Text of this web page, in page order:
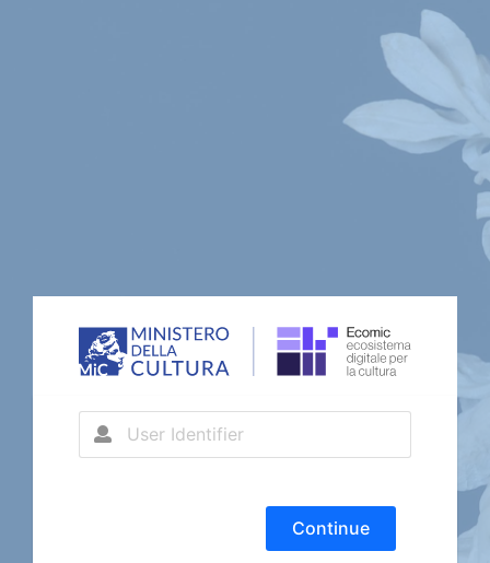
Continue